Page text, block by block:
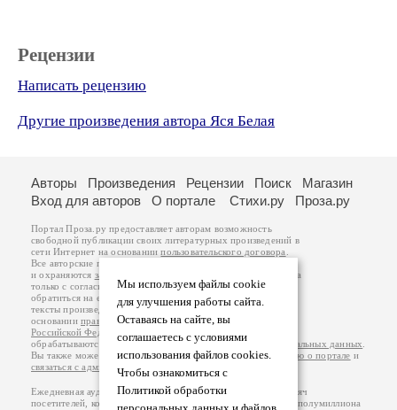
Рецензии
Написать рецензию
Другие произведения автора Яся Белая
Мы используем файлы cookie
для улучшения работы сайта.
Оставаясь на сайте, вы
соглашаетесь с условиями
использования файлов cookies.
Чтобы ознакомиться с
Политикой обработки
Авторы Произведения Рецензии Поиск
Магазин
Вход для авторов
О портале Стихи.ру Проза.ру
Портал Проза.ру предоставляет авторам возможность
свободной публикации своих литературных произведений в
сети Интернет на основаниипользовательского договора
Все авторские права на произведения принадлежат авторам
и охраняются законом
. Перепечатка произведений возможна
только с согласия его автора, к которому вы можете
обратиться на его авторской странице. Ответственность за
тексты произведений авторы несут самостоятельно на
основанииправил публикацииизаконодательства
Российской Федерации
обрабатываются на основанииПолитики обработки персональных данных
Вы также можете посмотреть более подробнуюинформацию о портале и
связаться с администрацией
Ежедневная аудитория портала Проза.ру – порядка 100 тысяч
посетителей, которые в общей сумме просматривают более полумиллиона